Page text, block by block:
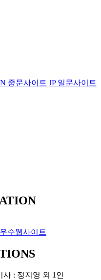
중문사이트 JP일문사이트
: 정지영 외 1인